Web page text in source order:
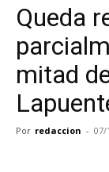
Queda
mitad
Por redaccion - 07/